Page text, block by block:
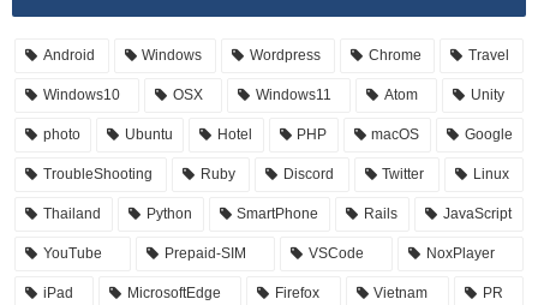
Android Windows Wordpress Chrome Travel
Windows10 OSX Windows11 Atom Unity
photo Ubuntu Hotel PHP macOS Google
TroubleShooting Ruby Discord Twitter Linux
Thailand Python SmartPhone Rails JavaScript
YouTube Prepaid-SIM VSCode NoxPlayer
iPad MicrosoftEdge Firefox Vietnam PR